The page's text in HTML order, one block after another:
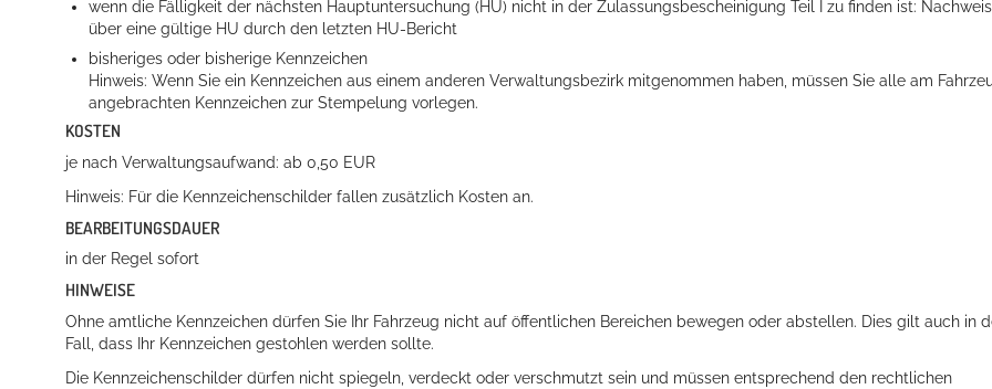
mehr dazu...
wenn die Fälligkeit der nächsten Hauptuntersuchung (HU) nicht in der Zulassungsbescheinigung Teil I zu finden ist: Nachweis
über eine gültige HU durch den letzten HU-Bericht
bisheriges oder bisherige Kennzeichen
Hinweis: Wenn Sie ein Kennzeichen aus einem anderen Verwaltungsbezirk mitgenommen haben, müssen Sie alle am
angebrachten Kennzeichen zur Stempelung vorlegen.
KOSTEN
je nach Verwaltungsaufwand: ab 0,50 EUR
Hinweis: Für die Kennzeichenschilder fallen zusätzlich Kosten an.
BEARBEITUNGSDAUER
in der Regel sofort
HINWEISE
Ohne amtliche Kennzeichen dürfen Sie Ihr Fahrzeug nicht auf öffentlichen Bereichen bewegen oder abstellen. Dies gilt auch in
Fall, dass Ihr Kennzeichen gestohlen werden sollte.
Die Kennzeichenschilder dürfen nicht spiegeln, verdeckt oder verschmutzt sein und müssen entsprechend den rechtlichen